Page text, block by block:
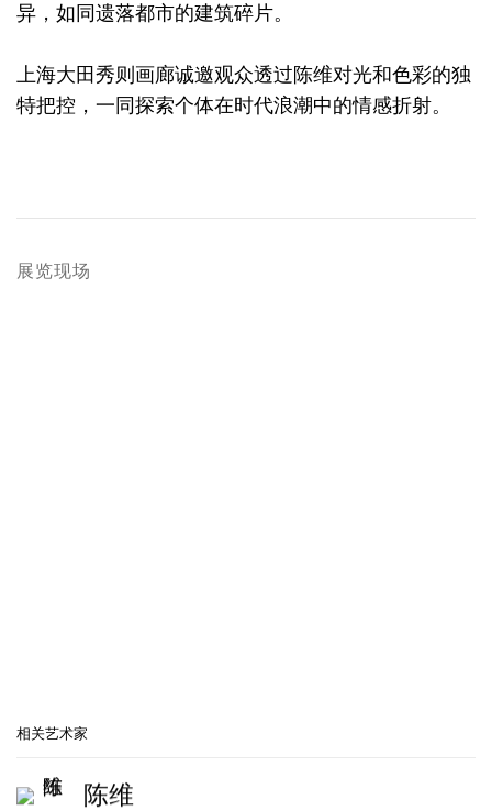
异，如同遗落都市的建筑碎片。
上海大田秀则画廊诚邀观众透过陈维对光和色彩的独
特把控，一同探索个体在时代浪潮中的情感折射。
展览现场
相关艺术家
陈维